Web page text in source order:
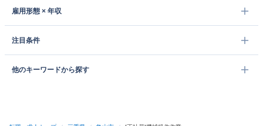
雇用形態 × 年収
注目条件
他のキーワードから探す